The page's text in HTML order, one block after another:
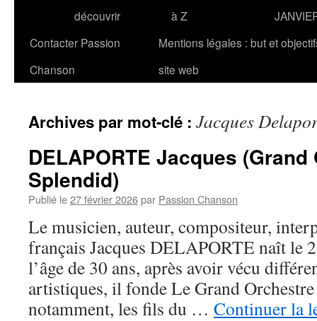
découvrir
à Z
Contacter Passion
Chanson
Mentions légales : but et
site web
Archives par mot-clé : Jacques
DELAPORTE Jacques
Splendid)
Publié le27 février 2026par Passion Chanson
Le musicien, auteur, compositeur,
français Jacques DELAPORTE naît le
l’âge de 30 ans, après avoir vécu
artistiques, il fonde Le Grand
notamment, les fils du … Continuer la